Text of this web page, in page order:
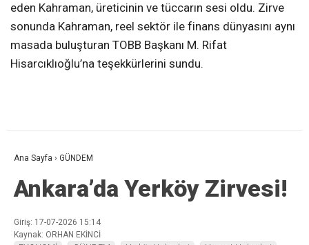
eden Kahraman, üreticinin ve tüccarın sesi oldu. Zirve
sonunda Kahraman, reel sektör ile finans dünyasını aynı
masada buluşturan TOBB Başkanı M. Rifat
Hisarcıklıoğlu’na teşekkürlerini sundu.
Ana Sayfa › GÜNDEM
Ankara’da Yerköy Zirvesi!
Giriş: 17-07-2026 15:14
Kaynak: ORHAN EKİNCİ